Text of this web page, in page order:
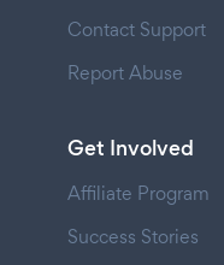
Contact Support
Report Abuse
Get Involved
Affiliate Program
Success Stories